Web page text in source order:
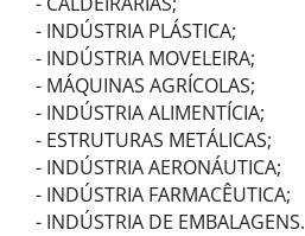
- INDÚSTRIA PLÁSTICA;
- INDÚSTRIA MOVELEIRA;
- MÁQUINAS AGRÍCOLAS;
- INDÚSTRIA ALIMENTÍCIA;
- ESTRUTURAS METÁLICAS;
- INDÚSTRIA AERONÁUTICA;
- INDÚSTRIA FARMACÊUTICA;
- INDÚSTRIA DE EMBALAGENS.